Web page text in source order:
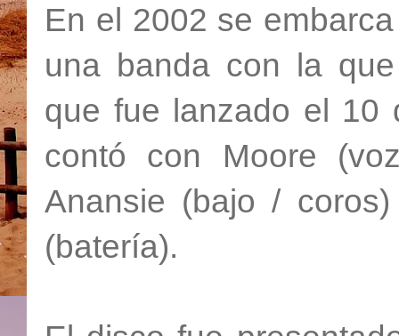
En el 2002 se
una banda con la
que fue lanzado el 10
contó con Moore
Anansie (bajo /
(batería).